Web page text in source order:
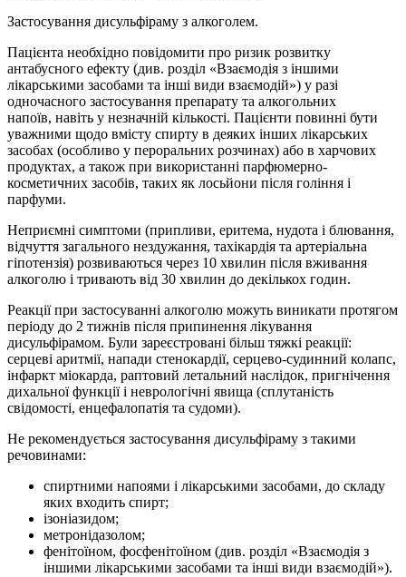
Застосування дисульфіраму з алкоголем.
Пацієнта необхідно повідомити про ризик розвитку
антабусного ефекту (див. розділ «Взаємодія з іншими
лікарськими засобами та інші види взаємодій») у разі
одночасного застосування препарату та алкогольних
напоїв, навіть у незначній кількості. Пацієнти повинні бути
уважними щодо вмісту спирту в деяких інших лікарських
засобах (особливо у пероральних розчинах) або в харчових
продуктах, а також при використанні парфюмерно-
косметичних засобів, таких як лосьйони після гоління і
парфуми.
Неприємні симптоми (припливи, еритема, нудота і блювання,
відчуття загального нездужання, тахікардія та артеріальна
гіпотензія) розвиваються через 10 хвилин після вживання
алкоголю і тривають від 30 хвилин до декількох годин.
Реакції при застосуванні алкоголю можуть виникати протягом
періоду до 2 тижнів після припинення лікування
дисульфірамом. Були зареєстровані більш тяжкі реакції:
серцеві аритмії, напади стенокардії, серцево-судинний колапс,
інфаркт міокарда, раптовий летальний наслідок, пригнічення
дихальної функції і неврологічні явища (сплутаність
свідомості, енцефалопатія та судоми).
Не рекомендується застосування дисульфіраму з такими
речовинами:
спиртними напоями і лікарськими засобами, до складу
яких входить спирт;
ізоніазидом;
метронідазолом;
фенітоїном, фосфенітоїном (див. розділ «Взаємодія з
іншими лікарськими засобами та інші види взаємодій»).